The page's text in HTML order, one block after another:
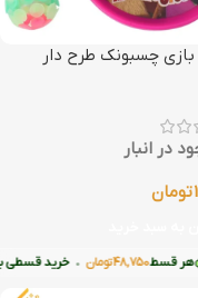
قسط48,750تومان • خرید قسطی با
چسبونک طرح دار
در انبار
تومان